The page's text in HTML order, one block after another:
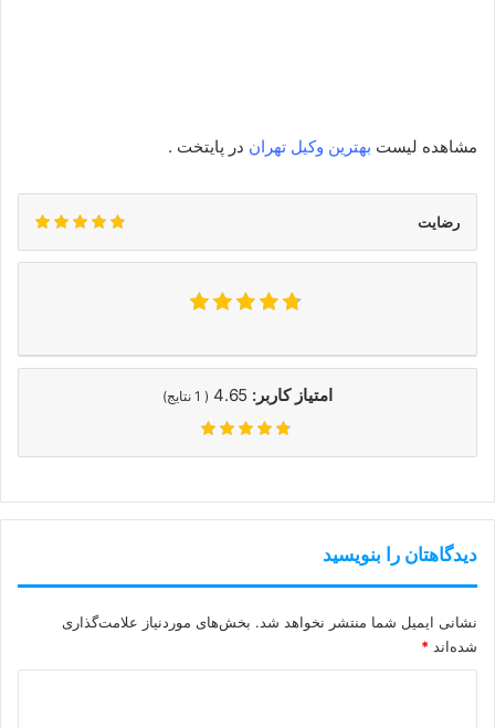
مشاهده لیست بهترین وکیل تهران در پایتخت .
رضایت
امتیاز کاربر: 4.65
(
1 نتایج)
دیدگاهتان را بنویسید
نشانی ایمیل شما منتشر نخواهد شد. بخش‌های موردنیاز علامت‌گذاری
شده‌اند *